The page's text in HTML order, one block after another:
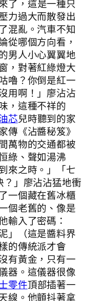
了，這是一種只
力過大而散發出
混亂。汽車不知
從哪個方向看，
男人小心翼翼地
，對著紅綠燈大
嚕？你倒是紅一
用啊！」廖沾沾
，這種不祥的
芯兒時聽到的家
傳《沾醬秘笈》
萬物的交通都被
綠、聲如湯沸
來之時。」「七
」廖沾沾猛地衝
一個藏在舊冰櫃
個老舊的、像是
輸入了密碼：
」（這是醬料界
的傳統派才會
有黃金，只有一
器。這儀器很像
零件頂部插著一
線。他顫抖著拿